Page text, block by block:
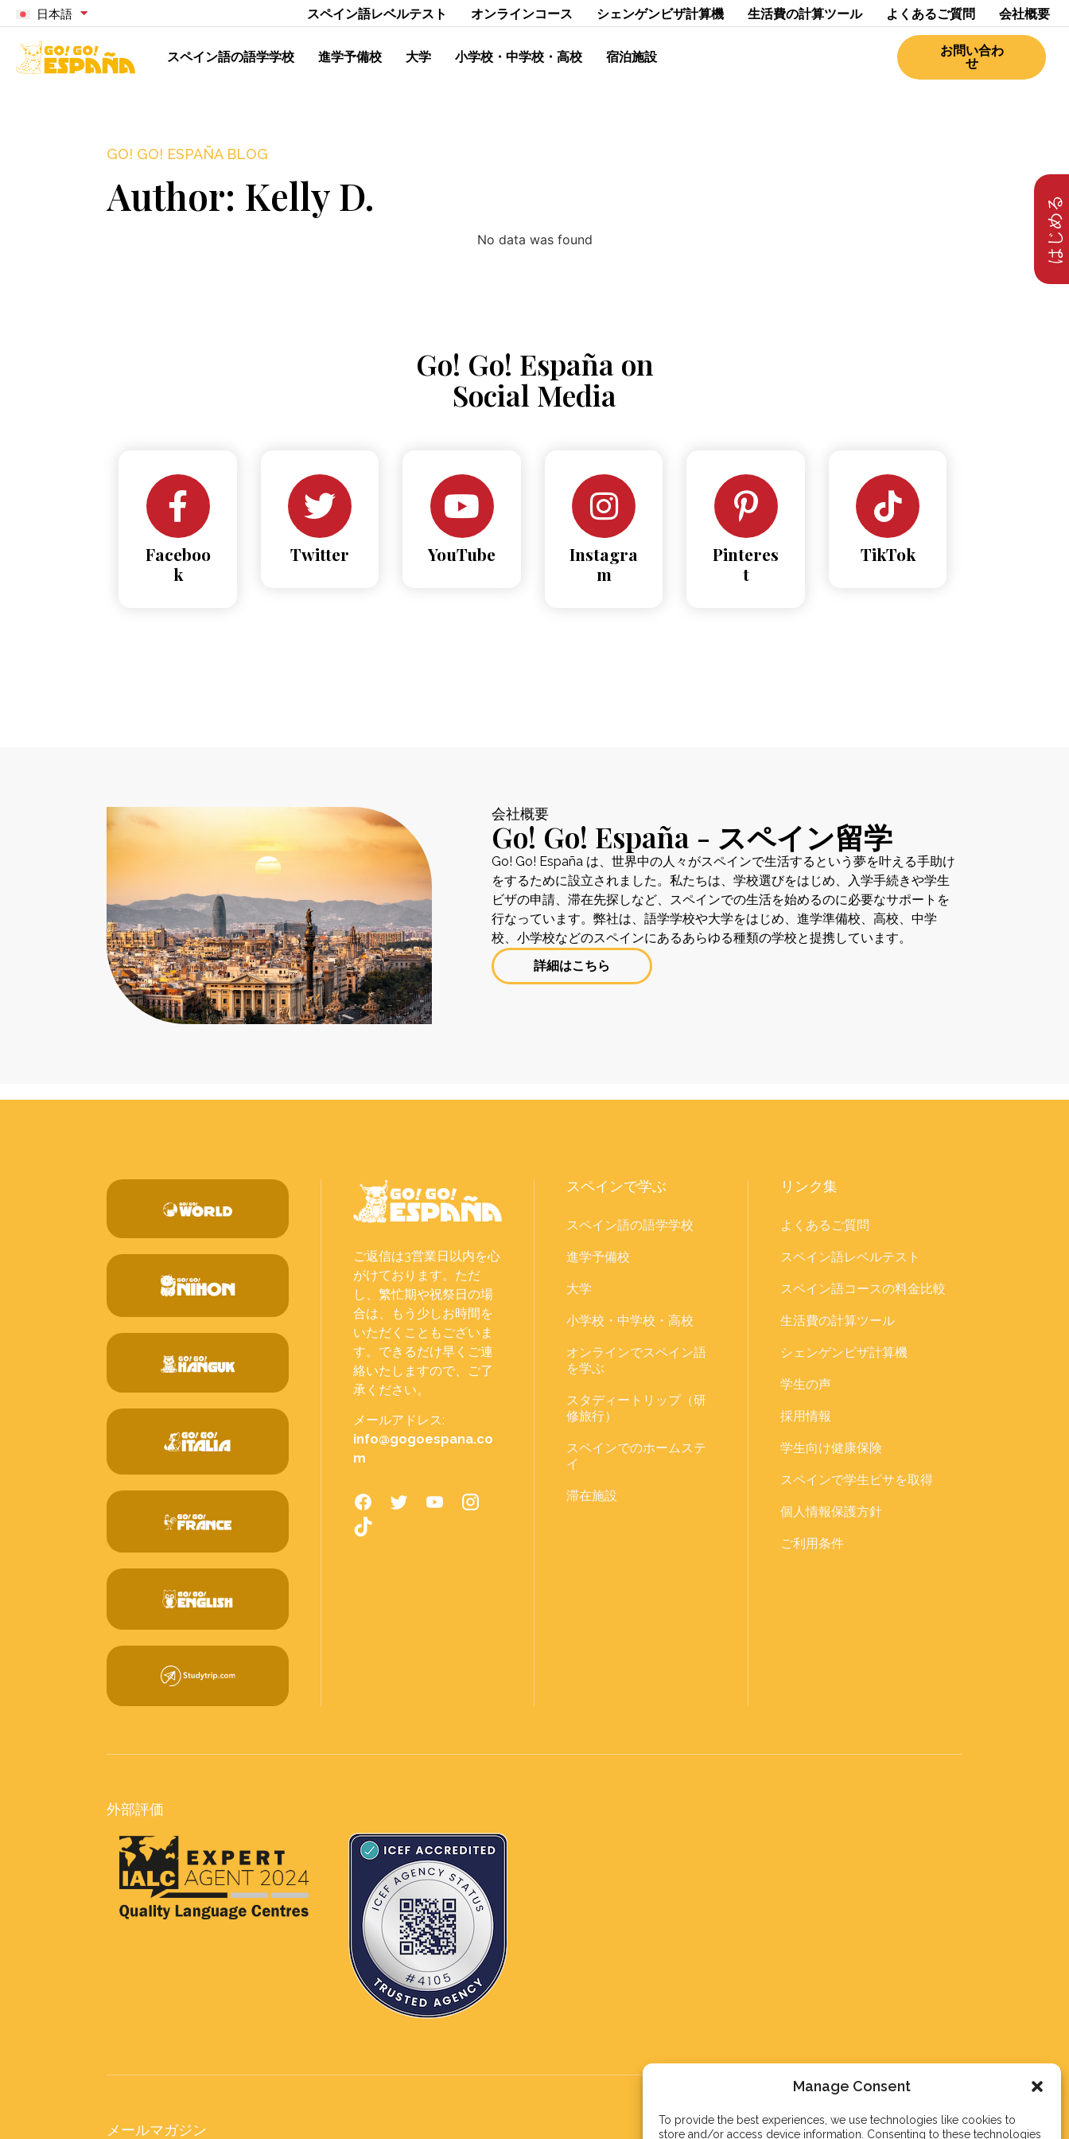
Manage Consent
To provide the best experiences, we use technologies like cookies to
store and/or access device information. Consenting to these technologies
日本語 スペイン語レベルテスト オンラインコース シェンゲンビザ計算機 生活費の計算ツール よくあるご質問 会社概要
スペイン語の語学学校 進学予備校 大学 小学校・中学校・高校 宿泊施設
お問い合わ
せ
はじめる
GO! GO! ESPAÑA BLOG
Author: Kelly D.
No data was found
Go! Go! España on
Social Media
Faceboo
k
Twitter YouTube
Instagra
m
Pinteres
t
TikTok
会社概要
Go! Go! España - スペイン留学
Go! Go! España は、世界中の人々がスペインで生活するという夢を叶える手助け
をするために設立されました。私たちは、学校選びをはじめ、入学手続きや学生
ビザの申請、滞在先探しなど、スペインでの生活を始めるのに必要なサポートを
行なっています。弊社は、語学学校や大学をはじめ、進学準備校、高校、中学
校、小学校などのスペインにあるあらゆる種類の学校と提携しています。
詳細はこちら
ご返信は3営業日以内を心
がけております。ただ
し、繁忙期や祝祭日の場
合は、もう少しお時間を
いただくこともございま
す。できるだけ早くご連
絡いたしますので、ご了
承ください。
メールアドレス:
info@gogoespana.co
m
スペインで学ぶ
スペイン語の語学学校
進学予備校
大学
小学校・中学校・高校
オンラインでスペイン語
を学ぶ
スタディートリップ（研
修旅行）
スペインでのホームステ
イ
滞在施設
リンク集
よくあるご質問
スペイン語レベルテスト
スペイン語コースの料金比較
生活費の計算ツール
シェンゲンビザ計算機
学生の声
採用情報
学生向け健康保険
スペインで学生ビサを取得
個人情報保護方針
ご利用条件
外部評価
メールマガジン